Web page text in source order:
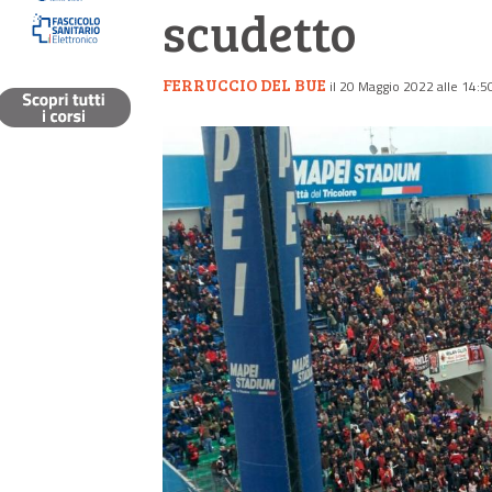
scudetto
FERRUCCIO DEL BUE il 20 Maggio 2022 alle